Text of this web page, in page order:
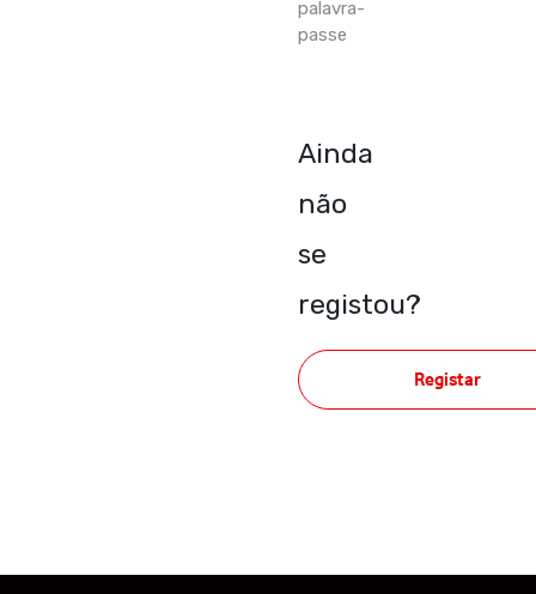
palavra-
passe
Ainda
não
se
registou?
Registar